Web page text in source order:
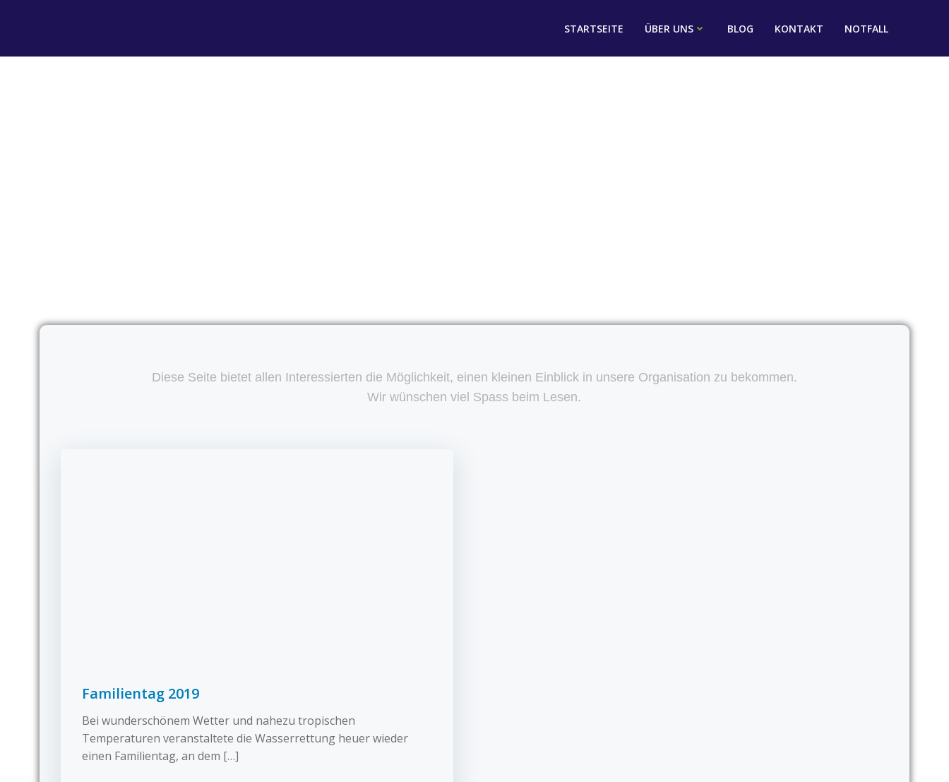
STARTSEITE ÜBER UNS BLOG KONTAKT NOTFALL
Diese Seite bietet allen Interessierten die Möglichkeit, einen kleinen Einblick in unsere Organisation zu bekommen.
Wir wünschen viel Spass beim Lesen.
Familientag 2019
Bei wunderschönem Wetter und nahezu tropischen
Temperaturen veranstaltete die Wasserrettung heuer wieder
einen Familientag, an dem […]